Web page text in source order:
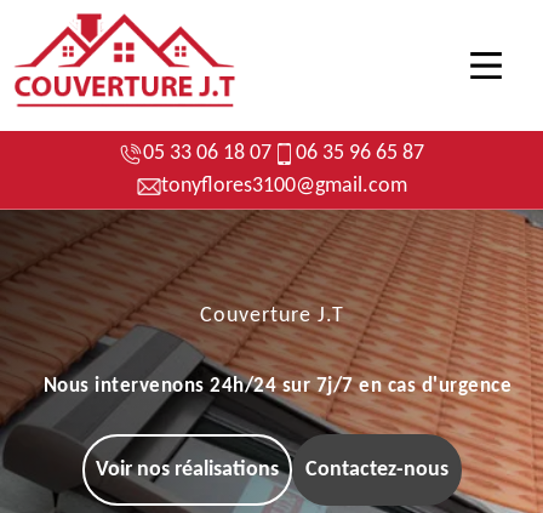
05 33 06 18 07
06 35 96 65 87
tonyflores3100@gmail.com
Couverture J.T
Nous intervenons 24h/24 sur 7j/7 en cas d'urgence
Voir nos réalisations Contactez-nous